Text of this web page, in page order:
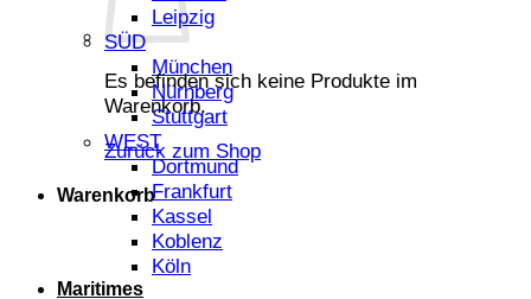
Es befinden sich keine Produkte im
Warenkorb.
Zurück zum Shop
Warenkorb
Leipzig
SÜD
München
Nürnberg
Stuttgart
WEST
Dortmund
Frankfurt
Kassel
Koblenz
Köln
Maritimes